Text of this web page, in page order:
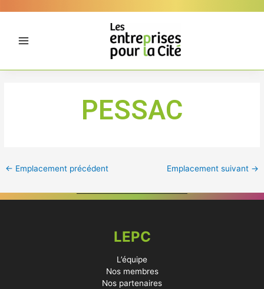
PESSAC
← Emplacement précédent Emplacement suivant →
LEPC
L’équipe
Nos membres
Nos partenaires